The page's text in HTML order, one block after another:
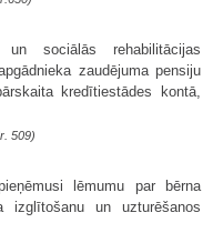
sociālās rehabilitācijas
zaudējuma pensiju
kredītiestādes kontā,
509)
lēmumu par bērna
izglītošanu un uzturēšanos